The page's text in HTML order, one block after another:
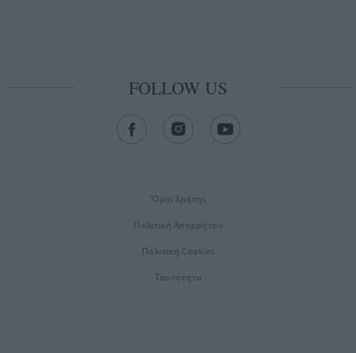
FOLLOW US
Όροι Xρήσης
Πολιτική Απορρήτου
Πολιτική Cookies
Ταυτότητα